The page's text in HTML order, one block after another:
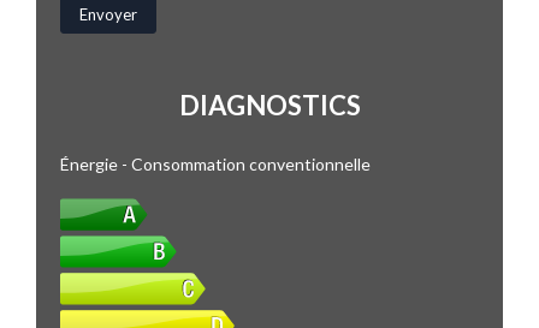
DIAGNOSTICS
Énergie - Consommation conventionnelle